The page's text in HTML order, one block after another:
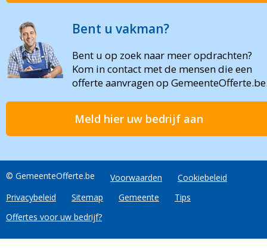
Bent u vakman?
Bent u op zoek naar meer opdrachten?
Kom in contact met de mensen die een
offerte aanvragen op
Meld hier uw bedrijf aan
© GemeenteOfferte.be Voorwaarden
Cookiebeleid
Privacybeleid
Sitemap Gemeente
Tips
Offertes voor uw bedrijf?